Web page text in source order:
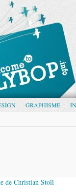
GRAPHISME
de Christian Stoll